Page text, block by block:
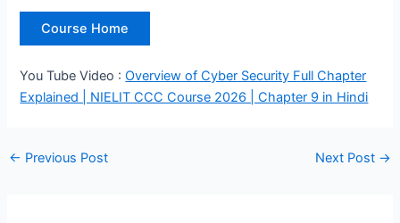
Course Home
You Tube Video :Overview of Cyber Security Full Chapter
Explained | NIELIT CCC Course 2026 | Chapter 9 in Hindi
← Previous Post Next Post →